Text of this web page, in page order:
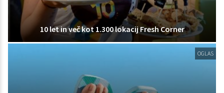
10 let in več kot 1.300 lokacij Fresh Corner
OGLAS